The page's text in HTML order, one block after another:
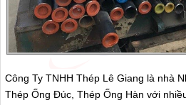
Công Ty TNHH Thép Lê Giang là nhà
Thép Ống Đúc, Thép Ống Hàn với